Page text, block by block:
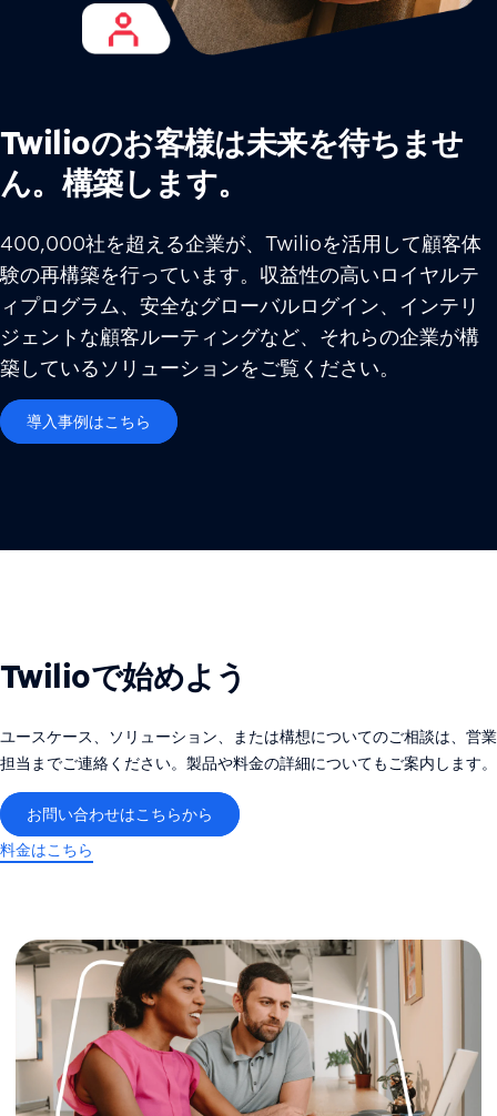
Twilioのお客様は未来を待ちませ
ん。構築します。
400,000社を超える企業が、Twilioを活用して顧客体
験の再構築を行っています。収益性の高いロイヤルテ
ィプログラム、安全なグローバルログイン、インテリ
ジェントな顧客ルーティングなど、それらの企業が構
築しているソリューションをご覧ください。
導入事例はこちら
Twilioで始めよう
ユースケース、ソリューション、または構想についてのご相談は、営業
担当までご連絡ください。製品や料金の詳細についてもご案内します。
お問い合わせはこちらから
料金はこちら